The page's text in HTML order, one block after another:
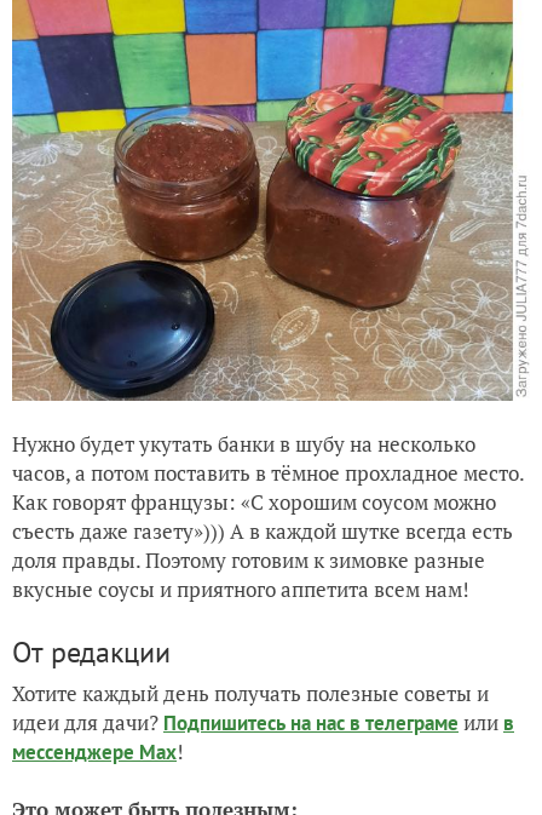
Нужно будет укутать банки в шубу на несколько
часов, а потом поставить в тёмное прохладное место.
Как говорят французы: «С хорошим соусом можно
съесть даже газету»))) А в каждой шутке всегда есть
доля правды. Поэтому готовим к зимовке разные
вкусные соусы и приятного аппетита всем нам!
От редакции
Хотите каждый день получать полезные советы и
идеи для дачи? Подпишитесь на нас в телеграме или в
мессенджере Max!
Это может быть полезным: